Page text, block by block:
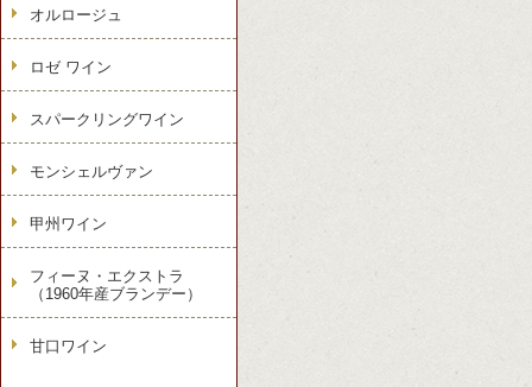
オルロージュ
ロゼ ワイン
スパークリングワイン
モンシェルヴァン
甲州ワイン
フィーヌ・エクストラ
（1960年産ブランデー）
甘口ワイン